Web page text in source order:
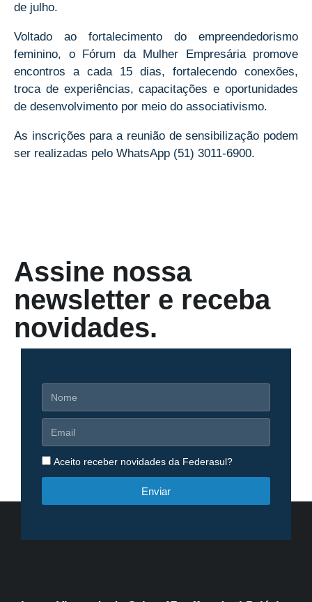
de julho.
Voltado ao fortalecimento do empreendedorismo
feminino, o Fórum da Mulher Empresária promove
encontros a cada 15 dias, fortalecendo conexões,
troca de experiências, capacitações e oportunidades
de desenvolvimento por meio do associativismo.
As inscrições para a reunião de sensibilização podem
ser realizadas pelo WhatsApp (51) 3011-6900.
Assine nossa
newsletter e receba
novidades.
Aceito receber novidades da Federasul?
Enviar